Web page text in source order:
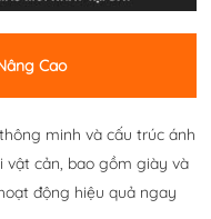
Cao
minh và cấu trúc ánh
vật cản, bao gồm giày và
động hiệu quả ngay